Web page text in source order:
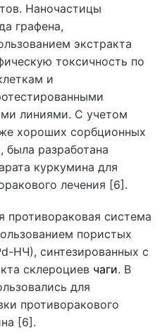
Наночастицы
графена,
экстракта
токсичность по
и
линиями. С учетом
хороших сорбционных
была разработана
куркумина для
лечения [6].
противораковая система
пористых
НЧ), синтезированных с
склероциев чаги. В
для
противоракового
[6].